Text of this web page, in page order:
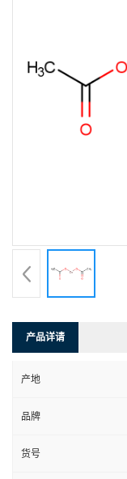
产品详请
产地
品牌
货号